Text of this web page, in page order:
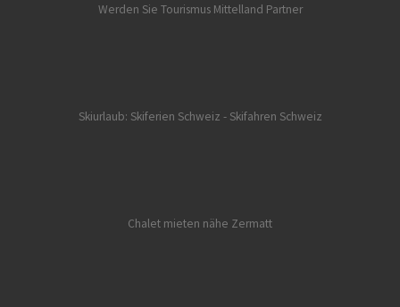
Werden Sie Tourismus Mittelland Partner
Skiurlaub: Skiferien Schweiz - Skifahren Schweiz
Chalet mieten nähe Zermatt